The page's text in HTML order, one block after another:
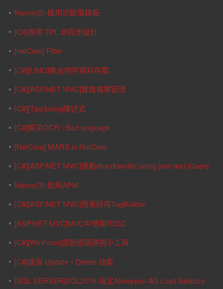
Nancy(2)-啟用診斷儀錶板
[C#]善用 TPL 非同步設計
[netCore] Filter
[C#][LINQ]集合物件資料存取
[C#][ASP.NET MVC]實做檔案管理
[C#][Tips]using陳述式
[C#]解決OCR : Bad language
[NetCore] MARS in NetCore
[C#][ASP.NET MVC]連動dropdownlist using json and jQuery
Nancy(3)-啟用APM
[C#][ASP.NET MVC]簡單好用TagBuilder
[ASP.NET MVC]MVC中使用RDLC
[C#][WinForm]擺脫密碼透視小工具
[C#]提高 Update、Delete 效能
[SQL SERVER]SQL2016-設定Alwayson AG Load Balance